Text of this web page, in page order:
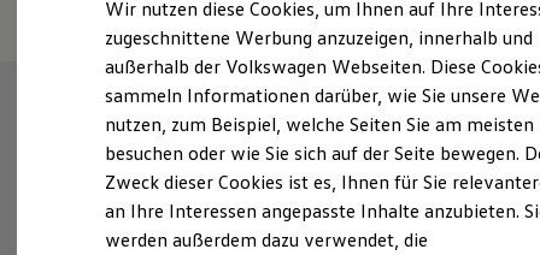
Elektroautos
ID. Tutorials
Elektrofahrzeugkonzepte
Reichweite
Reichweite der ID. Modelle
Reichweite im Winter
Laden
Laden unterwegs
Laden Zuhause
Wir nutzen diese Cookies, um Ihnen auf Ihre
zugeschnittene Werbung anzuzeigen, innerhalb und
außerhalb der Volkswagen Webseiten. Diese
sammeln Informationen darüber, wie Sie unsere
nutzen, zum Beispiel, welche Seiten Sie am meisten
besuchen oder wie Sie sich auf der Seite bewegen.
Zweck dieser Cookies ist es, Ihnen für Sie
an Ihre Interessen angepasste Inhalte anzubieten.
werden außerdem dazu verwendet, die